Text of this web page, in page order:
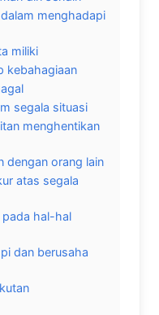
menghadapi
miliki
kebahagiaan
segala situasi
menghentikan
dengan orang lain
atas segala
hal-hal
dan berusaha